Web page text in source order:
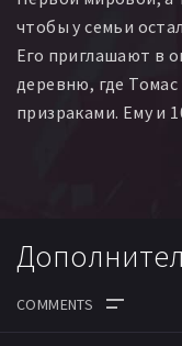
чтобы у семьи
Его приглашают в
деревню, где
призраками. Ему и
понять намерения